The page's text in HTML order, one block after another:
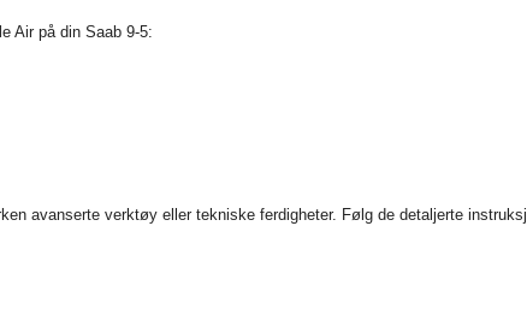
Air på din Saab 9-5:
avanserte verktøy eller tekniske ferdigheter. Følg de detaljerte